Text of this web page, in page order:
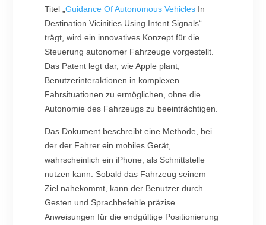
Titel „ Guidance Of Autonomous VehiclesIn
Destination Vicinities Using Intent Signals“
trägt, wird ein innovatives Konzept für die
Steuerung autonomer Fahrzeuge vorgestellt.
Das Patent legt dar, wie Apple plant,
Benutzerinteraktionen in komplexen
Fahrsituationen zu ermöglichen, ohne die
Autonomie des Fahrzeugs zu beeinträchtigen.
Das Dokument beschreibt eine Methode, bei
der der Fahrer ein mobiles Gerät,
wahrscheinlich ein iPhone, als Schnittstelle
nutzen kann. Sobald das Fahrzeug seinem
Ziel nahekommt, kann der Benutzer durch
Gesten und Sprachbefehle präzise
Anweisungen für die endgültige Positionierung